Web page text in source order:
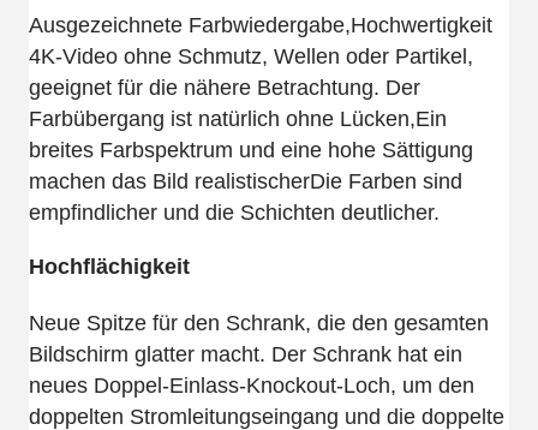
Ausgezeichnete Farbwiedergabe,Hochwertigkeit
4K-Video ohne Schmutz, Wellen oder Partikel,
geeignet für die nähere Betrachtung. Der
Farbübergang ist natürlich ohne Lücken,Ein
breites Farbspektrum und eine hohe Sättigung
machen das Bild realistischerDie Farben sind
empfindlicher und die Schichten deutlicher.
Hochflächigkeit
Neue Spitze für den Schrank, die den gesamten
Bildschirm glatter macht. Der Schrank hat ein
neues Doppel-Einlass-Knockout-Loch, um den
doppelten Stromleitungseingang und die doppelte